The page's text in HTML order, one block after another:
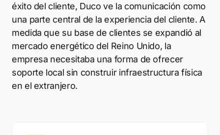
éxito del cliente, Duco ve la comunicación como
una parte central de la experiencia del cliente. A
medida que su base de clientes se expandió al
mercado energético del Reino Unido, la
empresa necesitaba una forma de ofrecer
soporte local sin construir infraestructura física
en el extranjero.